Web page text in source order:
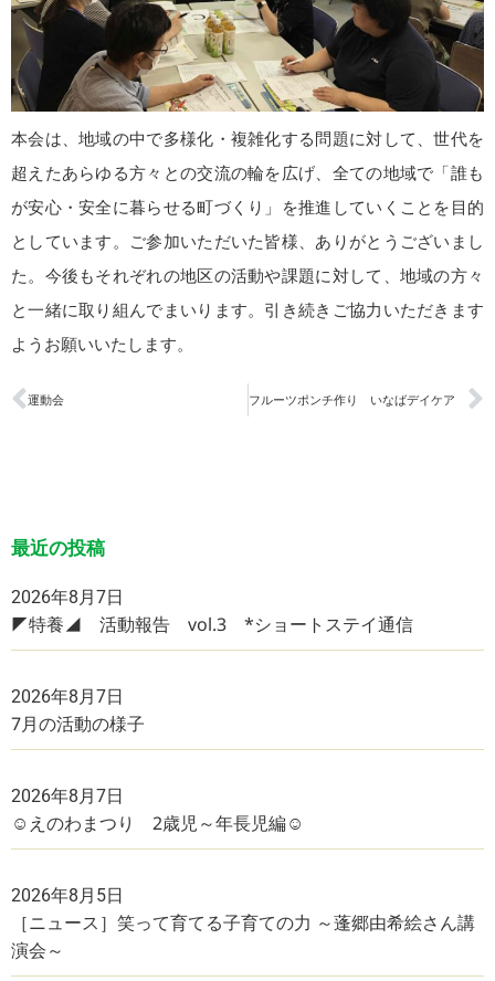
本会は、地域の中で多様化・複雑化する問題に対して、世代を
超えたあらゆる方々との交流の輪を広げ、全ての地域で「誰も
が安心・安全に暮らせる町づくり」を推進していくことを目的
としています。ご参加いただいた皆様、ありがとうございまし
た。今後もそれぞれの地区の活動や課題に対して、地域の方々
と一緒に取り組んでまいります。引き続きご協力いただきます
ようお願いいたします。
運動会 フルーツポンチ作り いなばデイケア
最近の投稿
2026年8月7日
◤特養◢ 活動報告 vol.3 *ショートステイ通信
2026年8月7日
7月の活動の様子
2026年8月7日
☺えのわまつり 2歳児～年長児編☺
2026年8月5日
［ニュース］笑って育てる子育ての力 ～蓬郷由希絵さん講
演会～